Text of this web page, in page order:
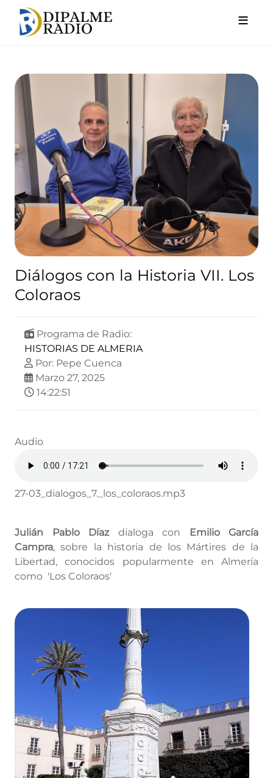
Diálogos con la Historia VII.
Diálogos con la Historia VII. Los
Coloraos
Programa de Radio:
HISTORIAS DE ALMERIA
Por: Pepe Cuenca
Marzo 27, 2025
14:22:51
Audio
27-03_dialogos_7._los_coloraos.mp3
Julián Pablo Díazdialoga con Emilio García
Campra, sobre la historia de los Mártires de la
Libertad, conocidos popularmente en Almería
como 'Los Coloraos'